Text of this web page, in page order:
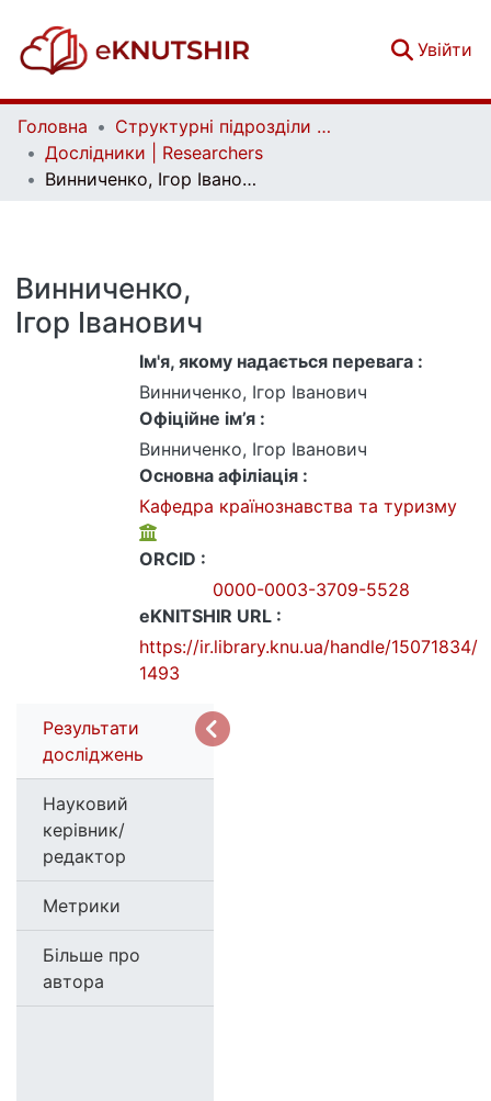
Увійти
Головна
Структурні підрозділи Київського національного університету імені Тараса Шевченка та Організації | Faculties, Institutes and Departments of Taras Shevchenko National University of Kyiv and Organizations
Дослідники | Researchers
Винниченко, Ігор Іванович
Винниченко,
Ігор Іванович
Ім'я, якому надається перевага :
Винниченко, Ігор Іванович
Офіційне ім’я :
Винниченко, Ігор Іванович
Основна афіліація :
Кафедра країнознавства та туризму
ORCID :
0000-0003-3709-5528
eKNITSHIR URL :
https://ir.library.knu.ua/handle/15071834/
1493
Результати
досліджень
Науковий
керівник/
редактор
Метрики
Більше про
автора